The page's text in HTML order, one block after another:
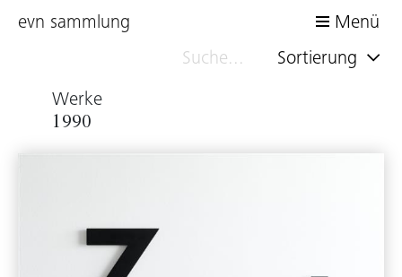
evn sammlung
Menü
Sortierung
Werke
1990